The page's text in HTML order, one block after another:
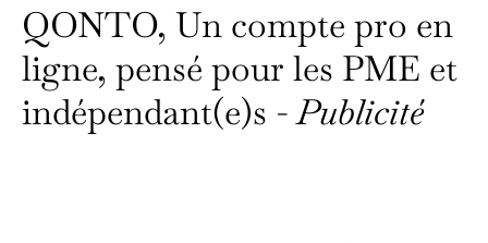
QONTO, Un compte pro en
ligne, pensé pour les PME et
indépendant(e)s -Publicité